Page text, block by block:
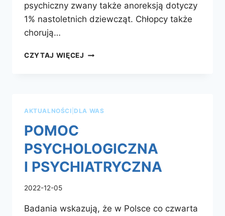
psychiczny zwany także anoreksją dotyczy
1% nastoletnich dziewcząt. Chłopcy także
chorują…
CZYTAJ WIĘCEJ JADŁOWSTRĘT
AKTUALNOŚCI |DLA WAS
POMOC
PSYCHOLOGICZNA
I PSYCHIATRYCZNA
2022-12-05
Badania wskazują, że w Polsce co czwarta